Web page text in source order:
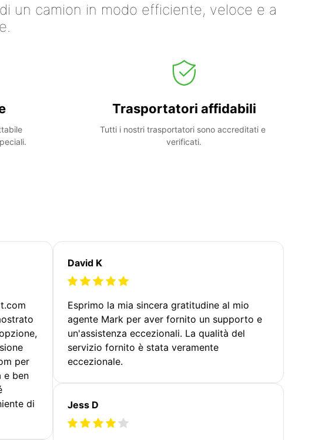
un camion in modo efficiente, veloce e a
Trasportatori affidabili
Tutti i nostri trasportatori sono accreditati e
verificati.
per
e ben
di
David K
Esprimo la mia sincera gratitudine al mio
agente Mark per aver fornito un supporto e
un'assistenza eccezionali. La qualità del
servizio fornito è stata veramente
eccezionale.
Jess D